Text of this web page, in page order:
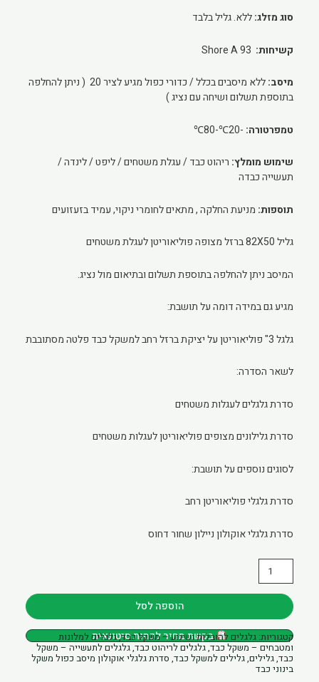
סוג מזלג:ללא. גליל בלבד
קשיחות: 93 Shore A
מיסב:
ללא מיסבים בכלל / כדורי כפול מגיע לציר 20 ( ניתן להחלפה
בתוספת תשלום ושיחה עם נציג )
טמפרטורה: -20℃-80℃
שימוש מומלץ: ריהוט כבד / עגלת משטחים / ליפט / לינדה /
תעשייה כבדה
תוספות: מניעת החלקה , מתאים לחומרי ניקוי, עמיד בזעזועים
גליל 82X50 ברזל מצופה פוליאוריטן לעגלת משטחים
המיסב ניתן להחלפה בתוספת תשלום ובתיאום מול נציג.
מגיע גם במידה דומה על תושבת:
גלגל 3" פוליאוריטן על יציקת ברזל רחב למשקל כבד פלטה מסתובבת
לשאר הסדרה:
סדרת גלגלים לעגלות משטחים
סדרת גלילונים מצופים פוליאוריטן לעגלות משטחים
לסוגים נוספים על תושבת:
סדרת גלגלי פוליאוריטן רחב
סדרת גלגלי אוקולון ניילון שחור דחוס
של
גליל
82X50
ברזל
מצופה
פוליאוריטן
הוספה לסל
בקשת מחיר לכמות סיטונאית
קטגוריות: גלגלים להובלות ושינוע – משקל כבד,גלגלים למלונות
ומטבחים – משקל כבד,גלגלים לריהוט כבד,גלגלים לתעשייה – משקל
כבד,גלילים,גלילים למשקל כבד, סדרת גלגלי אוקולון מיסב כפול משקל
בינוני כבד